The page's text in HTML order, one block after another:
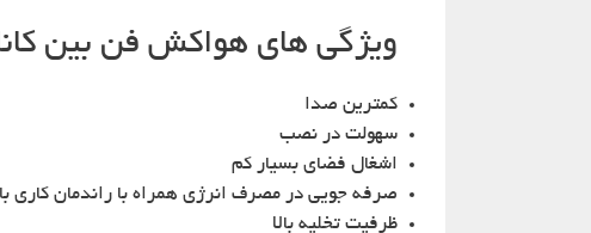
ویژگی های هواکش فن بین
کمترین صدا
سهولت در نصب
اشغال فضای بسیار کم
صرفه جویی در مصرف انرژی همراه با راندمان کاری
ظرفیت تخلیه بالا